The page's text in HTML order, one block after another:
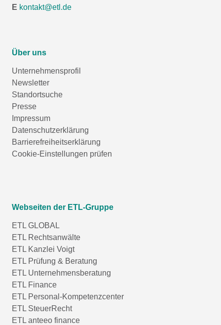
E kontakt@etl.de
Über uns
Unternehmensprofil
Newsletter
Standortsuche
Presse
Impressum
Datenschutzerklärung
Barrierefreiheitserklärung
Cookie-Einstellungen prüfen
Webseiten der ETL-Gruppe
ETL GLOBAL
ETL Rechtsanwälte
ETL Kanzlei Voigt
ETL Prüfung & Beratung
ETL Unternehmensberatung
ETL Finance
ETL Personal-Kompetenzcenter
ETL SteuerRecht
ETL anteeo finance